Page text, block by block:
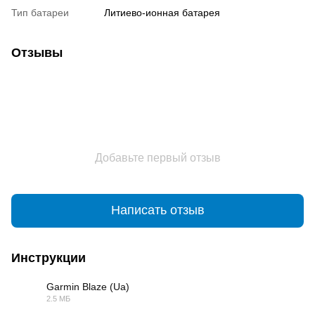
Тип батареи
Литиево-ионная батарея
Отзывы
Добавьте первый отзыв
Написать отзыв
Инструкции
Garmin Blaze (Ua)
2.5 МБ